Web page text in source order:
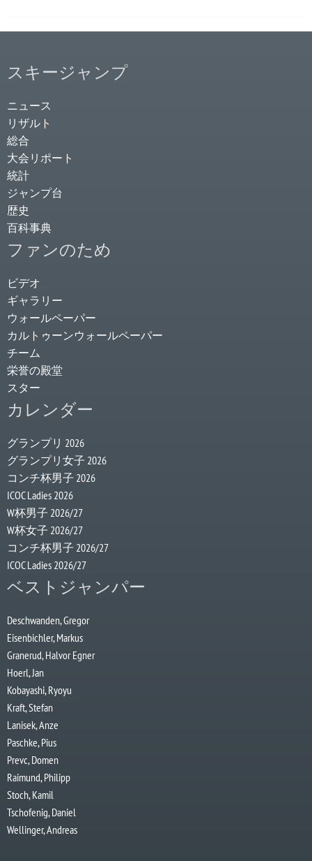
スキージャンプ
ニュース
リザルト
総合
大会リポート
統計
ジャンプ台
歴史
百科事典
ファンのため
ビデオ
ギャラリー
ウォールペーパー
カルトゥーンウォールペーパー
チーム
栄誉の殿堂
スター
カレンダー
グランプリ 2026
グランプリ女子 2026
コンチ杯男子 2026
ICOC Ladies 2026
W杯男子 2026/27
W杯女子 2026/27
コンチ杯男子 2026/27
ICOC Ladies 2026/27
ベストジャンパー
Deschwanden, Gregor
Eisenbichler, Markus
Granerud, Halvor Egner
Hoerl, Jan
Kobayashi, Ryoyu
Kraft, Stefan
Lanisek, Anze
Paschke, Pius
Prevc, Domen
Raimund, Philipp
Stoch, Kamil
Tschofenig, Daniel
Wellinger, Andreas